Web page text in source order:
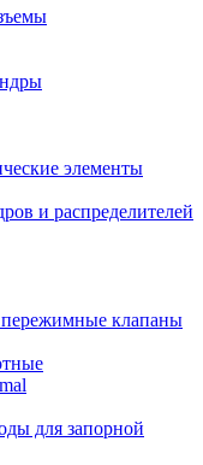
элементы
и распределителей
клапаны
для запорной